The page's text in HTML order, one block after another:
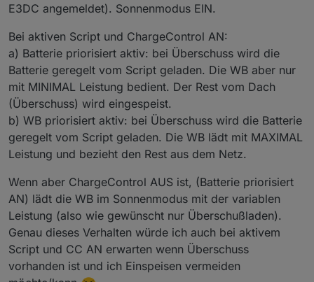
E3DC angemeldet). Sonnenmodus EIN.
Bei aktiven Script und ChargeControl AN:
a) Batterie priorisiert aktiv: bei Überschuss wird die
Batterie geregelt vom Script geladen. Die WB aber nur
mit MINIMAL Leistung bedient. Der Rest vom Dach
(Überschuss) wird eingespeist.
b) WB priorisiert aktiv: bei Überschuss wird die Batterie
geregelt vom Script geladen. Die WB lädt mit MAXIMAL
Leistung und bezieht den Rest aus dem Netz.
Wenn aber ChargeControl AUS ist, (Batterie priorisiert
AN) lädt die WB im Sonnenmodus mit der variablen
Leistung (also wie gewünscht nur Überschußladen).
Genau dieses Verhalten würde ich auch bei aktivem
Script und CC AN erwarten wenn Überschuss
vorhanden ist und ich Einspeisen vermeiden